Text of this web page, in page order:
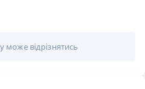
може відрізнятись